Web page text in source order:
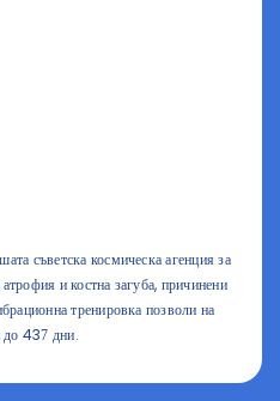
съветска космическа агенция за
и костна загуба, причинени
тренировка позволи на
до 437 дни.